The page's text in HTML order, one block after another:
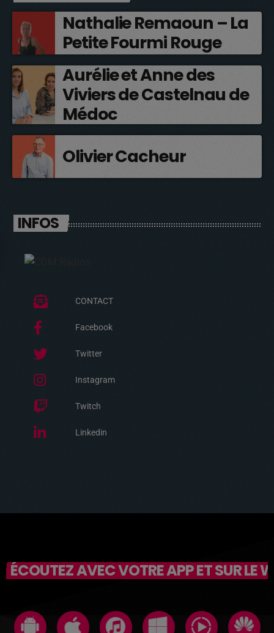
Nathalie Remaoun – La
Petite Fourmi Rouge
Aurélie et Anne des
Viviers de Castelnau de
Médoc
Olivier Cacheur
INFOS
CONTACT
Facebook
Twitter
Instagram
Twitch
Linkedin
ÉCOUTEZ AVEC VOTRE APP ET SUR LE